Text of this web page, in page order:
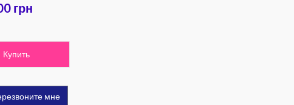
грн
Купить
мне